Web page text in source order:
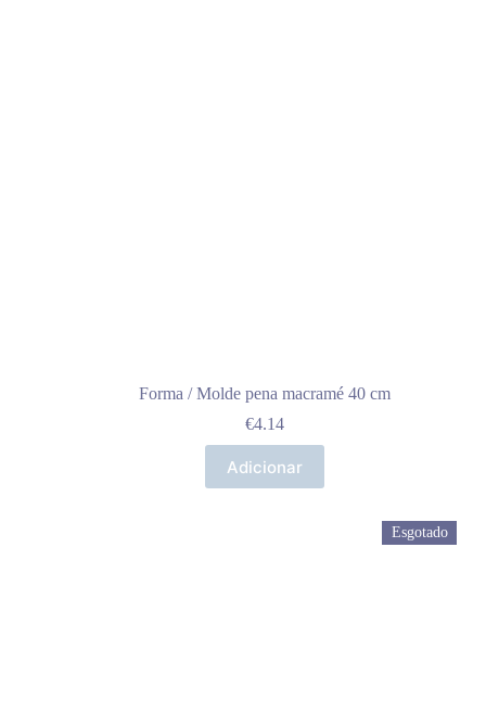
Forma / Molde pena macramé 40 cm
€4.14
Adicionar
Esgotado